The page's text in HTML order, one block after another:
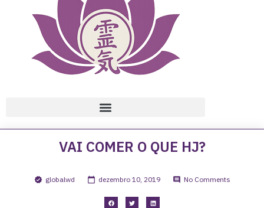
VAI COMER O QUE HJ?
globalwd dezembro 10, 2019 No Comments